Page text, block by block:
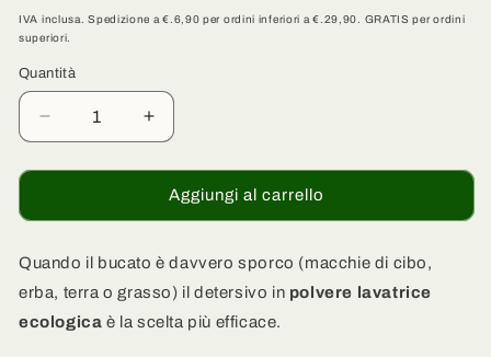
di
listino
IVA inclusa. Spedizione a €.6,90 per ordini inferiori a €.29,90. GRATIS per ordini
superiori.
Quantità
Quantità
Diminuisci
quantità
per
Ecologico
polvere
concentrato
lavatrice
Aumenta
quantità
per
Detersivo
Ecologico
polvere
concentrato
lavatrice
Aggiungi al carrello
Quando il bucato è davvero sporco (macchie di cibo,
erba, terra o grasso) il detersivo in polvere lavatrice
ecologica è la scelta più efficace.